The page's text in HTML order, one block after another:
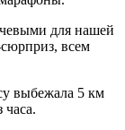
для нашей
всем
выбежала 5 км
часа.